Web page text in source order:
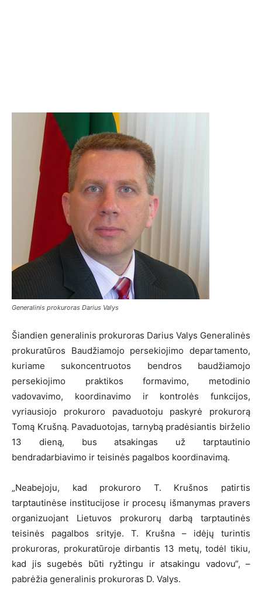
Generalinis prokuroras Darius Valys
Šiandien generalinis prokuroras Darius Valys Generalinės
prokuratūros Baudžiamojo persekiojimo departamento,
kuriame sukoncentruotos bendros baudžiamojo
persekiojimo praktikos formavimo, metodinio
vadovavimo, koordinavimo ir kontrolės funkcijos,
vyriausiojo prokuroro pavaduotoju paskyrė prokurorą
Tomą Krušną. Pavaduotojas, tarnybą pradėsiantis birželio
13 dieną, bus atsakingas už tarptautinio
bendradarbiavimo ir teisinės pagalbos koordinavimą.
„Neabejoju, kad prokuroro T. Krušnos patirtis
tarptautinėse institucijose ir procesų išmanymas pravers
organizuojant Lietuvos prokurorų darbą tarptautinės
teisinės pagalbos srityje. T. Krušna – idėjų turintis
prokuroras, prokuratūroje dirbantis 13 metų, todėl tikiu,
kad jis sugebės būti ryžtingu ir atsakingu vadovu“, –
pabrėžia generalinis prokuroras D. Valys.